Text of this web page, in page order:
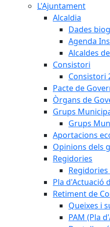
L'Ajuntament
Alcaldia
Dades
Agenda
Alcaldes
Consistori
Consistori
Pacte de
Òrgans de
Grups
Grups
Aportacions
Opinions dels
Regidories
Regidories
Pla d'Actuació
Retiment de
Queixes i
PAM (Pla